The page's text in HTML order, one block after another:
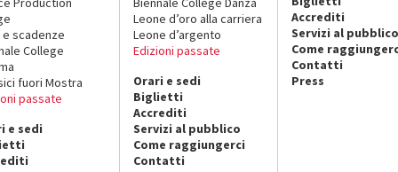
e scadenze
College
fuori Mostra
passate
e sedi
Leone d’oro alla carriera
Leone d’argento
Edizioni passate
Orari e sedi
Biglietti
Accrediti
Servizi al pubblico
Come raggiungerci
Contatti
Accrediti
Servizi al pubblico
Come
Contatti
Press